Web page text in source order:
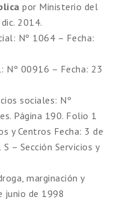
por Ministerio del
dic. 2014.
Nº 1064 – Fecha:
Nº 00916 – Fecha: 23
sociales: Nº
Página 190. Folio 1
y Centros Fecha: 3 de
– Sección Servicios y
marginación y
junio de 1998